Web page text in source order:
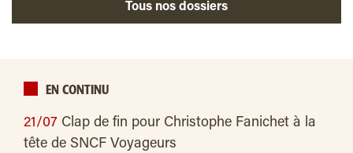
Tous nos dossiers
EN CONTINU
21/07 Clap de fin pour Christophe Fanichet à la
tête de SNCF Voyageurs